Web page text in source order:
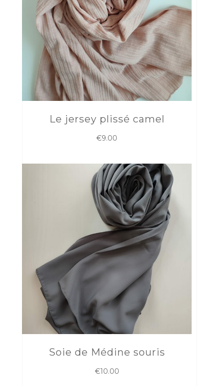
Le jersey plissé camel
€9.00
Soie de Médine souris
€10.00